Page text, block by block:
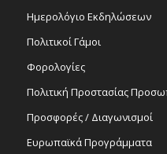
Ημερολόγιο Εκδηλώσεων
Πολιτικοί Γάμοι
Φορολογίες
Πολιτική Προστασίας
Προσφορές / Διαγωνισμοί
Ευρωπαϊκά Προγράμματα